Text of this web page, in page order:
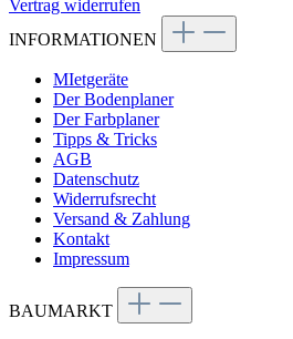
Vertrag widerrufen
INFORMATIONEN
MIetgeräte
Der Bodenplaner
Der Farbplaner
Tipps & Tricks
AGB
Datenschutz
Widerrufsrecht
Versand & Zahlung
Kontakt
Impressum
BAUMARKT